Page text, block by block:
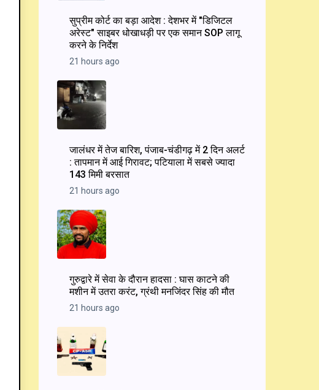
सुप्रीम कोर्ट का बड़ा आदेश : देशभर में "डिजिटल
अरेस्ट" साइबर धोखाधड़ी पर एक समान SOP लागू
करने के निर्देश
21 hours ago
जालंधर में तेज बारिश, पंजाब-चंडीगढ़ में 2 दिन अलर्ट
: तापमान में आई गिरावट; पटियाला में सबसे ज्यादा
143 मिमी बरसात
21 hours ago
गुरुद्वारे में सेवा के दौरान हादसा : घास काटने की
मशीन में उतरा करंट, ग्रंथी मनजिंदर सिंह की मौत
21 hours ago